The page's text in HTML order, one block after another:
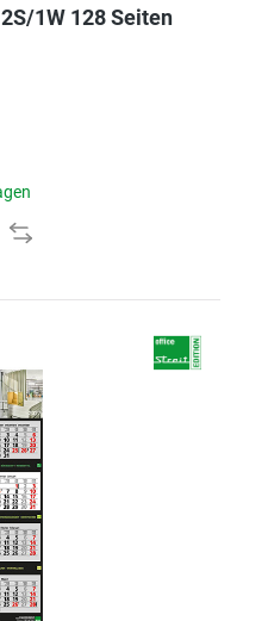
1W 128 Seiten